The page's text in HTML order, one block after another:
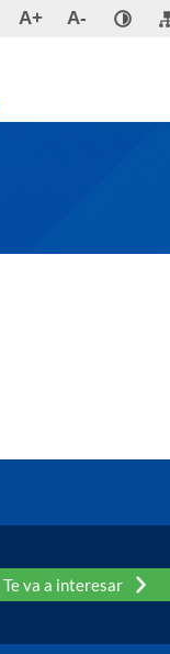
A+
A-
Te va a interesar